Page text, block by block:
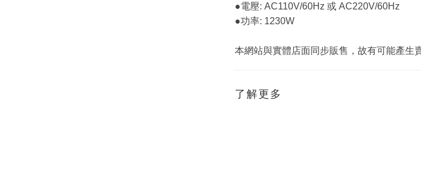
●電壓: AC110V/60Hz 或 AC220V/60Hz
●功率: 1230W
本網站與實體店面同步販售，故有可能產生
了解更多